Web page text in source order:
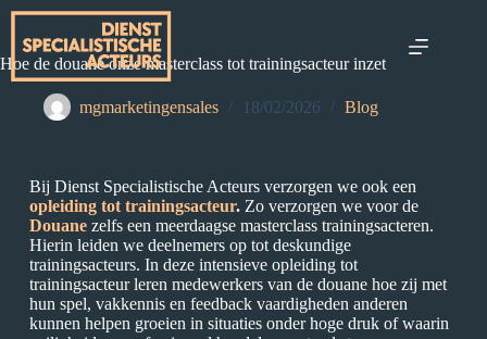
Hoe de douane onze masterclass tot trainingsacteur inzet
mgmarketingensales 18/02/2026 Blog
Bij Dienst Specialistische Acteurs verzorgen we ook een
opleiding tot trainingsacteur.Zo verzorgen we voor de
Douanezelfs een meerdaagse masterclass trainingsacteren.
Hierin leiden we deelnemers op tot deskundige
trainingsacteurs. In deze intensieve opleiding tot
trainingsacteur leren medewerkers van de douane hoe zij met
hun spel, vakkennis en feedback vaardigheden anderen
kunnen helpen groeien in situaties onder hoge druk of waarin